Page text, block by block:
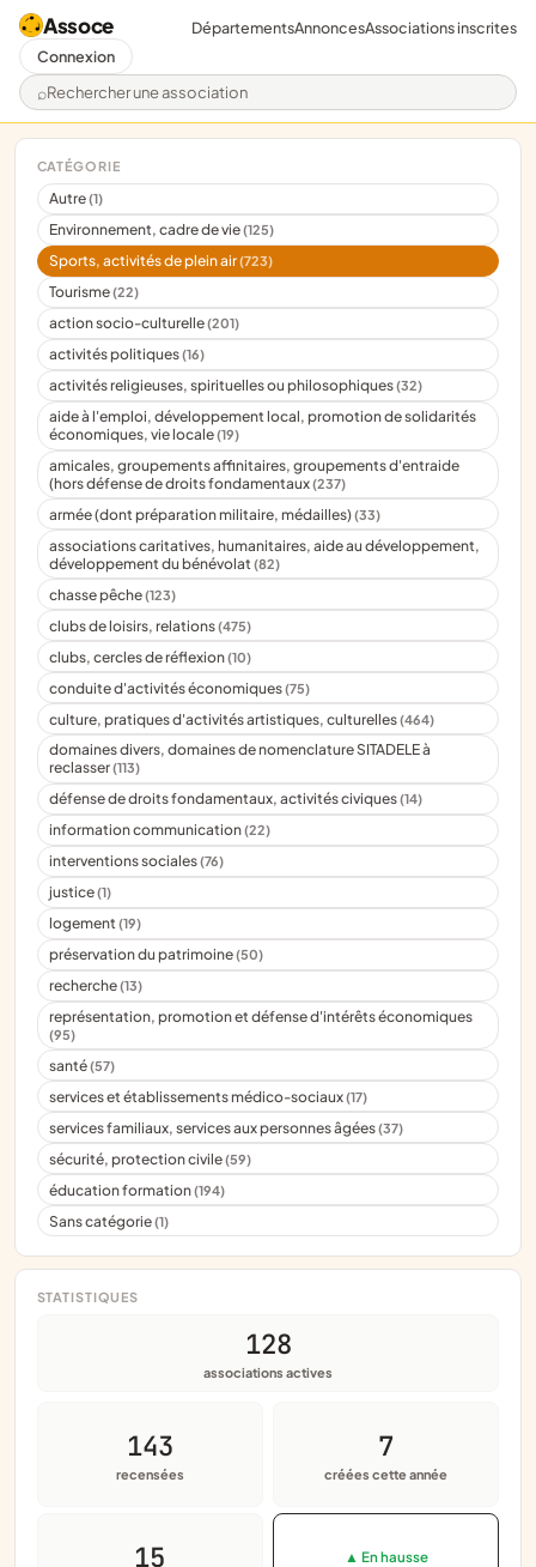
Assoce
Rechercher une association
DépartementsAnnoncesAssociations inscrites
Connexion
CATÉGORIE
Autre(1)
Environnement, cadre de vie(125)
Sports, activités de plein air(723)
Tourisme(22)
action socio-culturelle(201)
activités politiques(16)
activités religieuses, spirituelles ou philosophiques(32)
aide à l'emploi, développement local, promotion de solidarités
économiques, vie locale(19)
amicales, groupements affinitaires, groupements d'entraide
(hors défense de droits fondamentaux(237)
armée (dont préparation militaire, médailles)(33)
associations caritatives, humanitaires, aide au développement,
développement du bénévolat(82)
chasse pêche(123)
clubs de loisirs, relations(475)
clubs, cercles de réflexion(10)
conduite d'activités économiques(75)
culture, pratiques d'activités artistiques, culturelles(464)
domaines divers, domaines de nomenclature SITADELE à
reclasser(113)
défense de droits fondamentaux, activités civiques(14)
information communication(22)
interventions sociales(76)
justice(1)
logement(19)
préservation du patrimoine(50)
recherche(13)
représentation, promotion et défense d'intérêts économiques
(95)
santé(57)
services et établissements médico-sociaux(17)
services familiaux, services aux personnes âgées(37)
sécurité, protection civile(59)
éducation formation(194)
Sans catégorie(1)
STATISTIQUES
128
associations actives
143
recensées
7
créées cette année
15 ▲ En hausse